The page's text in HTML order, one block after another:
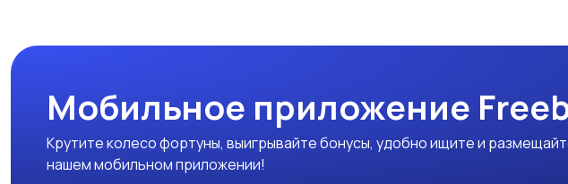
Мобильное приложение
Крутите колесо фортуны, выигрывайте бонусы, удобно ищите и
нашем мобильном приложении!